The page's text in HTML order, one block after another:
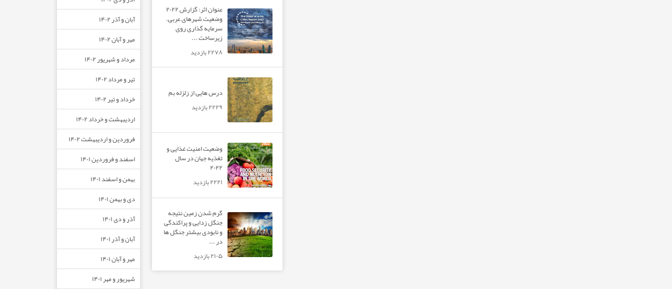
عنوان اثر: گزارش ۲۰۲۲
وضعیت شهرهای عربی.
سرمایه گذاری روی
زیرساخت ...
۲۲۷۸ بازدید
درس هایی از زلزله بم
۲۲۲۹ بازدید
وضعیت امنیت غذایی و
تغذیه جهان در سال
۲۰۲۲
۲۲۲۱ بازدید
گرم شدن زمین نتیجه
جنگل زدایی و پراکندگی
و نابودی بیشتر جنگل ها
در ...
۲۱۰۵ بازدید
آبان و آذر ۱۴۰۲
مهر و آبان ۱۴۰۲
مرداد و شهریور ۱۴۰۲
تیر و مرداد ۱۴۰۲
خرداد و تیر ۱۴۰۲
اردیبهشت و خرداد ۱۴۰۲
فروردین و اردیبهشت ۱۴۰۲
اسفند و فروردین ۱۴۰۱
بهمن و اسفند ۱۴۰۱
دی و بهمن ۱۴۰۱
آذر و دی ۱۴۰۱
آبان و آذر ۱۴۰۱
مهر و آبان ۱۴۰۱
شهریور و مهر ۱۴۰۱